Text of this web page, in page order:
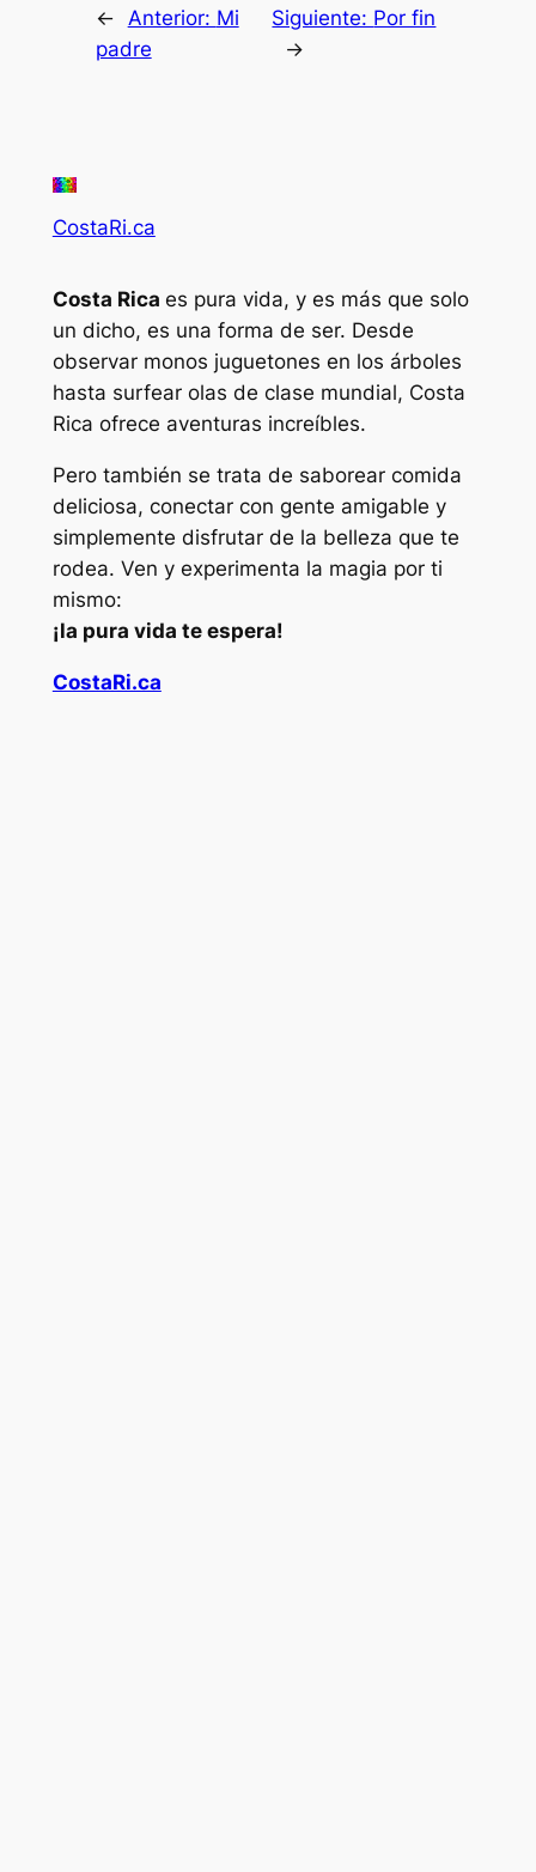
← Anterior: Mi
padre
Siguiente: Por fin
→
CostaRi.ca
Costa Rica es pura vida, y es más que solo
un dicho, es una forma de ser. Desde
observar monos juguetones en los árboles
hasta surfear olas de clase mundial, Costa
Rica ofrece aventuras increíbles.
Pero también se trata de saborear comida
deliciosa, conectar con gente amigable y
simplemente disfrutar de la belleza que te
rodea. Ven y experimenta la magia por ti
mismo:
¡la pura vida te espera!
CostaRi.ca